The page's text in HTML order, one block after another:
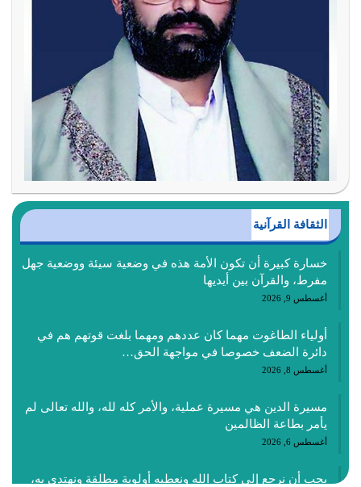
الثقافة القرآنية
خسارة كبيرة أن تكون الأمة هذه في وضعية سيئة ووضعية جهل
مفرط، والقرآن بين أيديها
أغسطس 9, 2026
أولياء الطاغوت مهما كان عددهم ومهما بلغت قوتهم هم في
دائرة الضعف خصوصا في مواجهة الحق…
أغسطس 8, 2026
مسيرة الدين هي مسيرة عملية، والأمر كله لله، والله تعالى لم
يأمر بطاعة الظالمين
أغسطس 6, 2026
يجب أن نرجع إلى كتاب الله ونعطيه أولوية مطلقة ونهتدي به،